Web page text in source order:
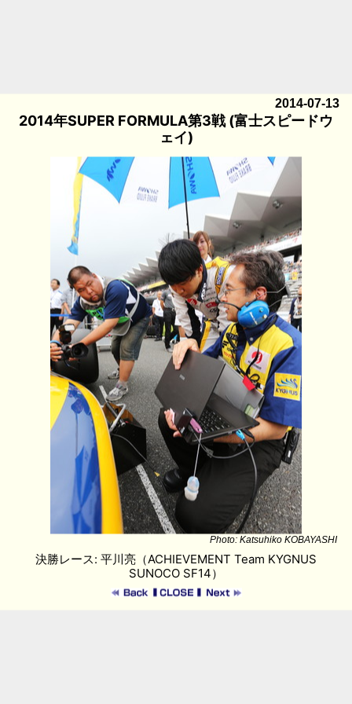
2014-07-13
2014年SUPER FORMULA第3戦 (富士スピードウ
ェイ)
Photo: Katsuhiko KOBAYASHI
決勝レース: 平川亮（ACHIEVEMENT Team KYGNUS
SUNOCO SF14）